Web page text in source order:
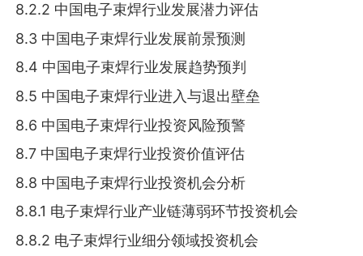
8.2.2 中国电子束焊行业发展潜力评估
8.3 中国电子束焊行业发展前景预测
8.4 中国电子束焊行业发展趋势预判
8.5 中国电子束焊行业进入与退出壁垒
8.6 中国电子束焊行业投资风险预警
8.7 中国电子束焊行业投资价值评估
8.8 中国电子束焊行业投资机会分析
8.8.1 电子束焊行业产业链薄弱环节投资机会
8.8.2 电子束焊行业细分领域投资机会